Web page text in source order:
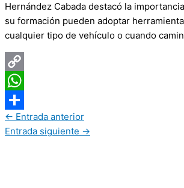
Hernández Cabada destacó la
su formación pueden adoptar
cualquier tipo de vehículo o cuando
Copy
Link
WhatsApp
Compartir
← Entrada anterior
Entrada siguiente →